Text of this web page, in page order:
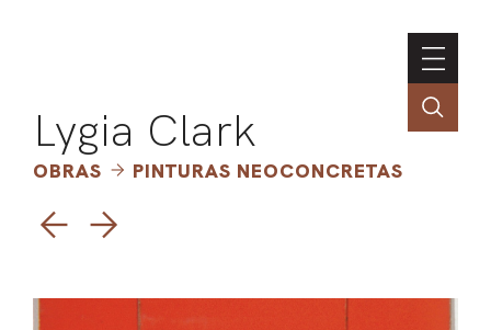
Lygia Clark
OBRAS PINTURAS NEOCONCRETAS